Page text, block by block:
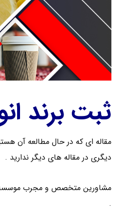
ثبت برند
مقاله ای که در حال مطالعه آن
دیگری در مقاله های دیگر ندارید .
مشاورین متخصص و مجرب موسسه
.